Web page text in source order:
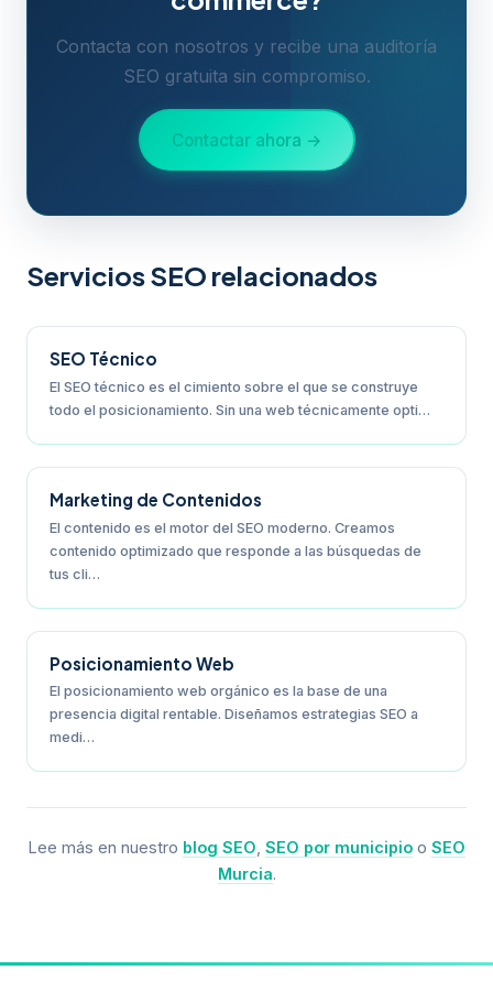
Contacta con nosotros y recibe una auditoría
SEO gratuita sin compromiso.
Contactar ahora →
Servicios SEO relacionados
SEO Técnico
El SEO técnico es el cimiento sobre el que se construye
todo el posicionamiento. Sin una web técnicamente opti…
Marketing de Contenidos
El contenido es el motor del SEO moderno. Creamos
contenido optimizado que responde a las búsquedas de
tus cli…
Posicionamiento Web
El posicionamiento web orgánico es la base de una
presencia digital rentable. Diseñamos estrategias SEO a
medi…
Lee más en nuestro blog SEO SEO por municipioo SEO
Murcia.